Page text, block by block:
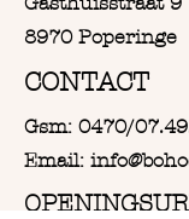
8970 Poperinge
CONTACT
Gsm: 0470/
Email: